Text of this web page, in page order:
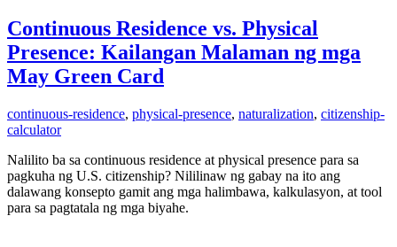
Continuous Residence vs. Physical
Presence: Kailangan Malaman ng mga
May Green Card
continuous-residence, physical-presence, naturalization, citizenship-
calculator
Nalilito ba sa continuous residence at physical presence para sa
pagkuha ng U.S. citizenship? Nililinaw ng gabay na ito ang
dalawang konsepto gamit ang mga halimbawa, kalkulasyon, at tool
para sa pagtatala ng mga biyahe.